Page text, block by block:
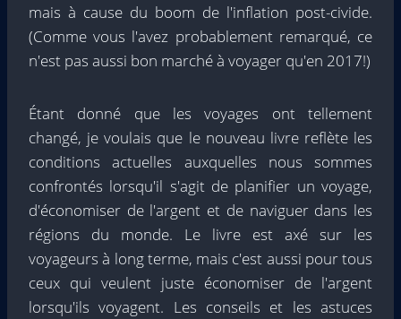
mais à cause du boom de l'inflation post-civide.
(Comme vous l'avez probablement remarqué, ce
n'est pas aussi bon marché à voyager qu'en 2017!)
Étant donné que les voyages ont tellement
changé, je voulais que le nouveau livre reflète les
conditions actuelles auxquelles nous sommes
confrontés lorsqu'il s'agit de planifier un voyage,
d'économiser de l'argent et de naviguer dans les
régions du monde. Le livre est axé sur les
voyageurs à long terme, mais c'est aussi pour tous
ceux qui veulent juste économiser de l'argent
lorsqu'ils voyagent. Les conseils et les astuces